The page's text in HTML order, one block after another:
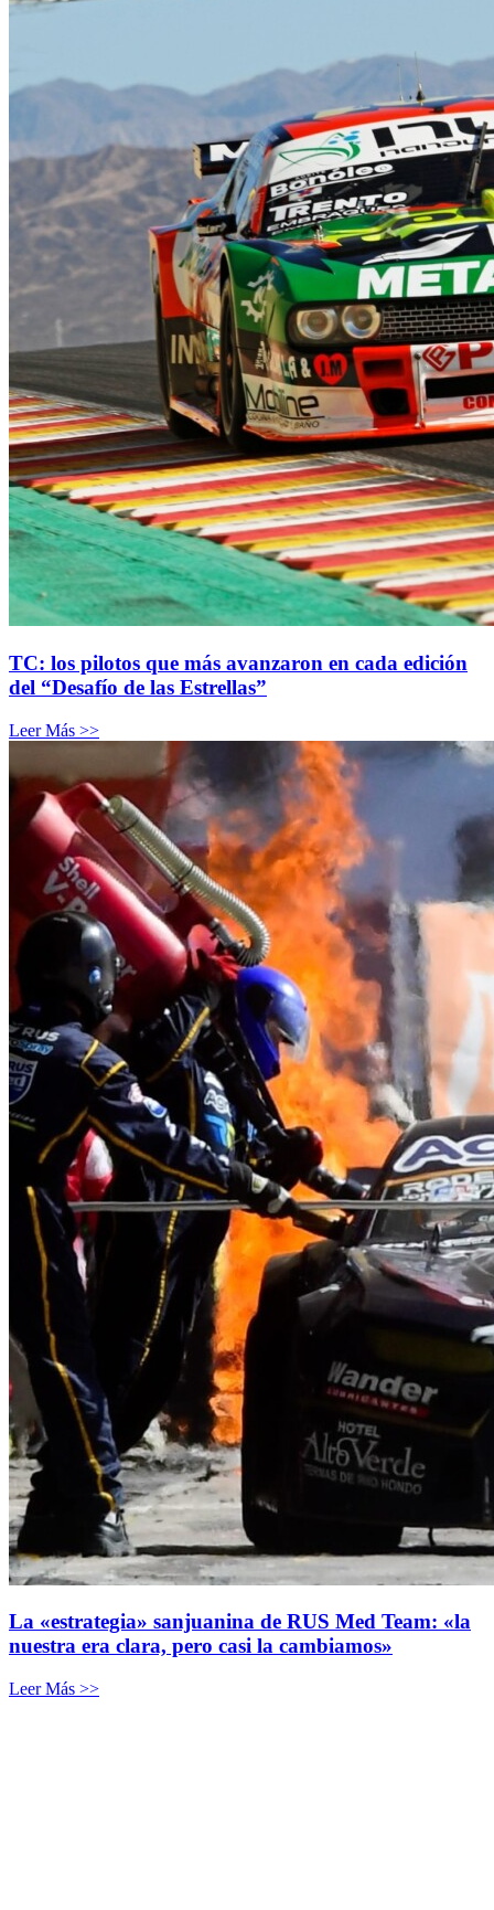
TC: los pilotos que más avanzaron en cada edición
del “Desafío de las Estrellas”
Leer Más >>
La «estrategia» sanjuanina de RUS Med Team: «la
nuestra era clara, pero casi la cambiamos»
Leer Más >>